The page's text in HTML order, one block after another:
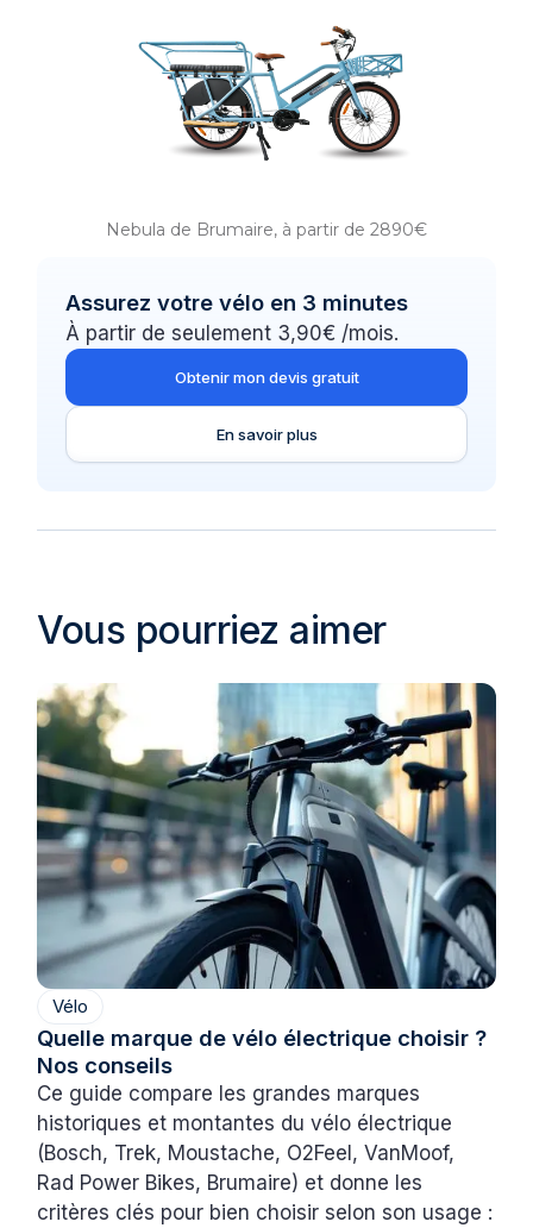
Nebula de Brumaire, à partir de 2890€
Assurez votre vélo en 3 minutes
À partir de seulement 3,90€ /mois.
Obtenir mon devis gratuit
En savoir plus
Vous pourriez aimer
Vélo
Quelle marque de vélo électrique choisir ?
Nos conseils
Ce guide compare les grandes marques
historiques et montantes du vélo électrique
(Bosch, Trek, Moustache, O2Feel, VanMoof,
Rad Power Bikes, Brumaire) et donne les
critères clés pour bien choisir selon son usage :